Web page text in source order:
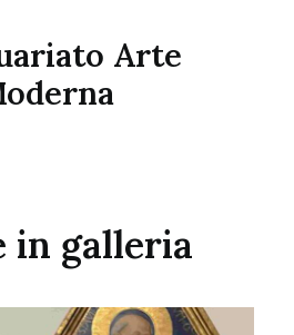
Arte
in galleria